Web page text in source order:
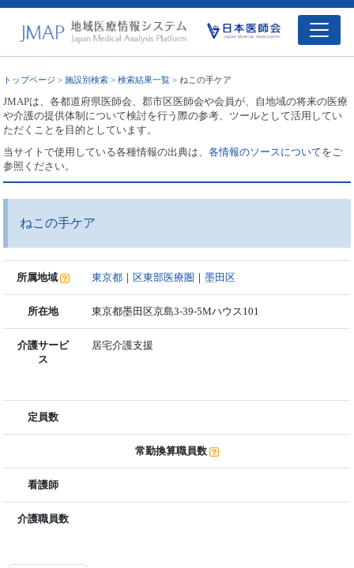
トップページ >施設別検索 >検索結果一覧 > ねこの手ケア
JMAPは、各都道府県医師会、郡市区医師会や会員が、自地域の将来の医療
や介護の提供体制について検討を行う際の参考、ツールとして活用してい
ただくことを目的としています。
当サイトで使用している各種情報の出典は、各情報のソースについてをご
参照ください。
ねこの手ケア
所属地域 東京都 ｜区東部医療圏 ｜墨田区
所在地 東京都墨田区京島3-39-5Mハウス101
介護サービ
ス
居宅介護支援
定員数
常勤換算職員数
看護師
介護職員数